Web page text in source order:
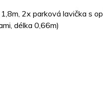
2x parková lavička s
délka 0,66m)